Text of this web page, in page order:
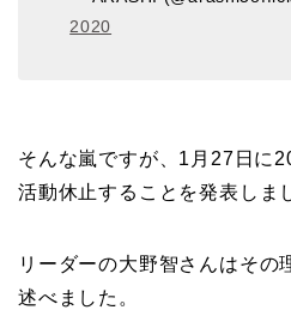
2020
そんな嵐ですが、1月27日に
活動休止することを発表しま
リーダーの大野智さんはその
述べました。